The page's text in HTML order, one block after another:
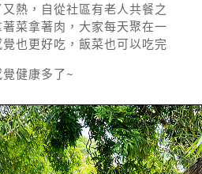
熱，自從社區有老人共餐之
菜拿著肉，大家每天聚在一
也更好吃，飯菜也可以吃完
健康多了~